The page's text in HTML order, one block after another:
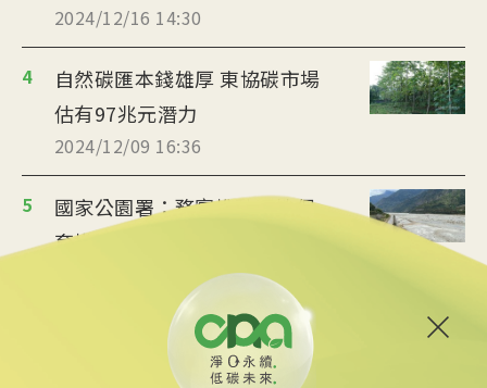
2024/12/16 14:30
4
自然碳匯本錢雄厚 東協碳市場
估有97兆元潛力
2024/12/09 16:36
5
國家公園署：務實推動濕地保
英國碳交易市場擬納入航運業
當局徵求公眾意見